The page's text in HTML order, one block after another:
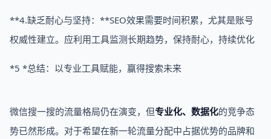
**4.缺乏耐心与坚持：**SEO效果需要时间积累，尤其是账号
权威性建立。应利用工具监测长期趋势，保持耐心，持续优化
*5 *总结：以专业工具赋能，赢得搜索未来
微信搜一搜的流量格局仍在演变，但专业化、数据化的竞争态
势已然形成。对于希望在新一轮流量分配中占据优势的品牌和